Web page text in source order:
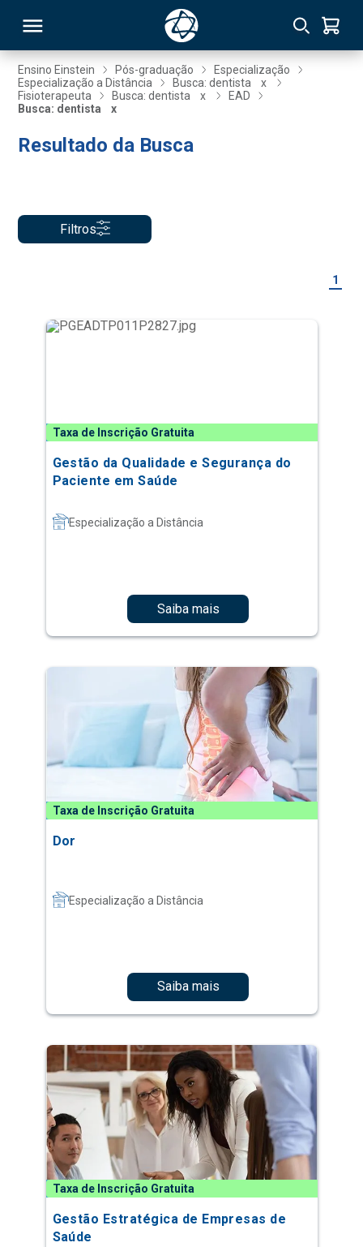
Ensino Einstein Pós-graduação
Especialização
Especialização a Distância
Busca: dentista
x
Fisioterapeuta
Busca: dentista x
EAD
Busca: dentista
x
Resultado da Busca
Filtros
1
Taxa de Inscrição Gratuita
Gestão da Qualidade e Segurança do
Paciente em Saúde
Especialização a Distância
Saiba mais
Taxa de Inscrição Gratuita
Dor
Especialização a Distância
Saiba mais
Taxa de Inscrição Gratuita
Gestão Estratégica de Empresas de
Saúde